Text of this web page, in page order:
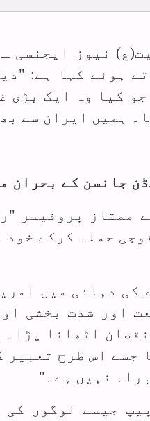
نیوز
ہوئے کہا ہے:
کیا وہ ایک بڑی
ہمیں ایران سے
جانسن کے بحران
ممتاز پروفیسر
حملہ کرکے
"لینڈن جانسن" 1960ع‍ کی
اور شدت بخشی
اٹھانا
جسے اس طرح
راہ نہیں ہے۔"
جیسے لوگوں